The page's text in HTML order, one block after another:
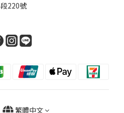
220號
繁體中文